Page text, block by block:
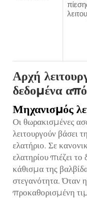
Αρχή
δεδομένα
Μηχανισμός
Οι θωρακισμένες
λειτουργούν βάσει
ελατήριο. Σε
ελατηρίου πιέζει
κάθισμα της
στεγανότητα. Όταν
προκαθορισμένη